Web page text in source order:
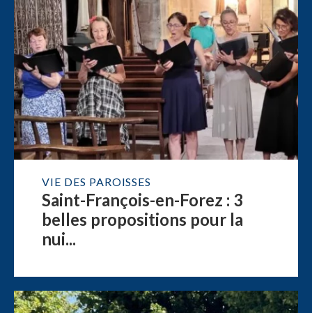
VIE DES PAROISSES
Saint-François-en-Forez : 3
belles propositions pour la
nui...